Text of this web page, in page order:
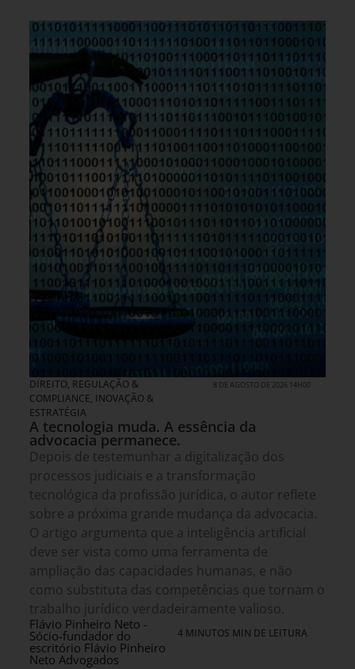
DIREITO, REGULAÇÃO &
COMPLIANCE, INOVAÇÃO &
ESTRATÉGIA
8 DE AGOSTO DE 2026 14H00
A tecnologia muda. A essência da
advocacia permanece.
Depois de testemunhar a digitalização dos
processos judiciais e a transformação
tecnológica da profissão jurídica, o autor reflete
sobre a próxima grande mudança da advocacia.
O artigo argumenta que a inteligência artificial
deve ser vista como uma ferramenta de
ampliação das capacidades humanas, e não
como substituta das competências que tornam o
trabalho jurídico verdadeiramente valioso.
Flávio Pinheiro Neto -
Sócio-fundador do
escritório Flávio Pinheiro
Neto Advogados
4 MINUTOS MIN DE LEITURA